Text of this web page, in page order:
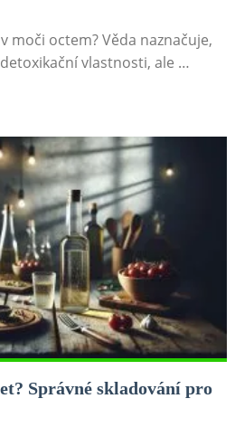
moči octem? Věda naznačuje,
vlastnosti, ale …
Správné skladování pro